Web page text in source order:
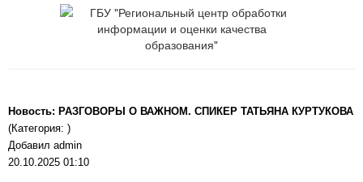
Новость: РАЗГОВОРЫ О ВАЖНОМ. СПИКЕР ТАТЬЯНА КУРТУКОВА
(Категория: )
Добавил admin
20.10.2025 01:10